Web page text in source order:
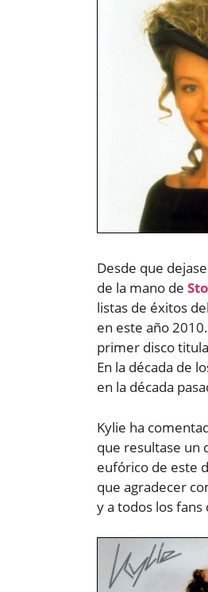
Desde que
de la mano de
listas de éxitos
en este año
primer disco
En la década de
en la década
Kylie ha
que resultase un
eufórico de este
que agradecer
y a todos los